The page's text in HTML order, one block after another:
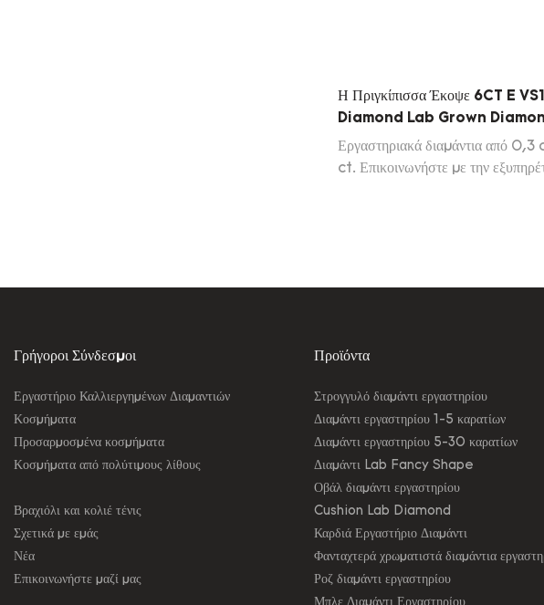
Η Πριγκίπισσα Έκοψε 6CT E
Diamond Lab Grown
Πιστοποιητικό
Εργαστηριακά διαμάντια από
ct. Επικοινωνήστε με την
Γρήγοροι Σύνδεσμοι
Εργαστήριο Καλλιεργημένων Διαμαντιών
Κοσμήματα
Προσαρμοσμένα κοσμήματα
Κοσμήματα από πολύτιμους λίθους
Βραχιόλι και κολιέ τένις
Σχετικά με εμάς
Νέα
Επικοινωνήστε μαζί μας
Προϊόντα
Στρογγυλό διαμάντι εργαστηρίου
Διαμάντι εργαστηρίου 1-5 καρατίων
Διαμάντι εργαστηρίου 5-30 καρατίων
Διαμάντι Lab Fancy Shape
Οβάλ διαμάντι εργαστηρίου
Cushion Lab Diamond
Καρδιά Εργαστήριο Διαμάντι
Φανταχτερά χρωματιστά διαμάντια
Ροζ διαμάντι εργαστηρίου